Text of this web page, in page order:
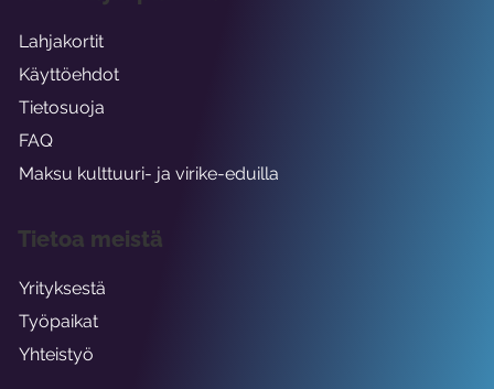
Lahjakortit
Käyttöehdot
Tietosuoja
FAQ
Maksu kulttuuri- ja virike-eduilla
Tietoa meistä
Yrityksestä
Työpaikat
Yhteistyö